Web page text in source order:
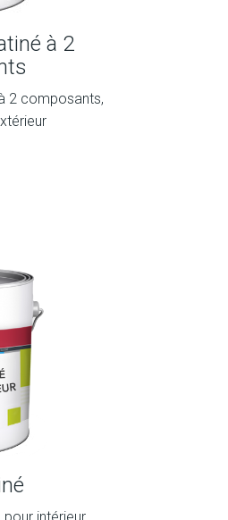
à 2
2 composants,
pour intérieur